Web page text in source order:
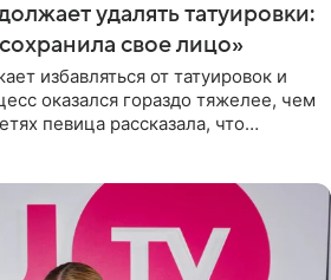
удалять татуировки:
свое лицо»
избавляться от татуировок и
оказался гораздо тяжелее, чем
певица рассказала, что